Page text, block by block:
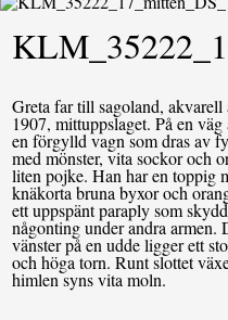
Greta far till sagoland,
1907, mittuppslaget. På en
en förgylld vagn som dras av
med mönster, vita sockor och
liten pojke. Han har en toppig
knäkorta bruna byxor och
ett uppspänt paraply som
någonting under andra
vänster på en udde ligger ett
och höga torn. Runt slottet
himlen syns vita moln.